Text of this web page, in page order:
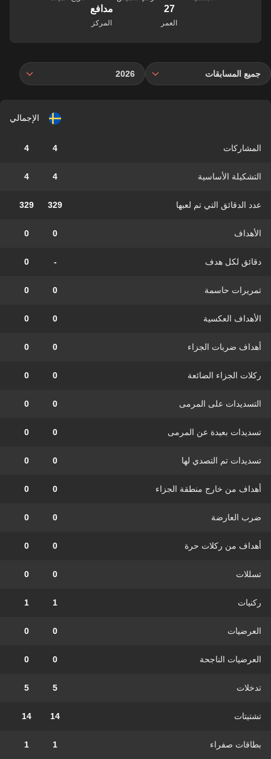
27
العمر
مدافع
المركز
جميع المسابقات 2026
الإجمالي
المشاركات 4
4
التشكيلة الأساسية 4
4
عدد الدقائق التي تم لعبها 329
329
الأهداف 0
0
دقائق لكل هدف -
0
تمريرات حاسمة 0
0
الأهداف العكسية 0
0
أهداف ضربات الجزاء 0
0
ركلات الجزاء الضائعة 0
0
التسديدات على المرمى 0
0
تسديدات بعيدة عن المرمى 0
0
تسديدات تم التصدي لها 0
0
أهداف من خارج منطقة الجزاء 0
0
ضرب العارضة 0
0
أهداف من ركلات حرة 0
0
تسللات 0
0
ركنيات 1
1
العرضيات 0
0
العرضيات الناجحة 0
0
تدخلات 5
5
تشتيتات 14
14
بطاقات صفراء 1
1